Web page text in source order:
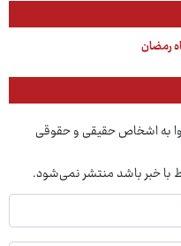
رمضان
به اشخاص حقیقی و حقوقی
با خبر باشد منتشر نمی‌شود.